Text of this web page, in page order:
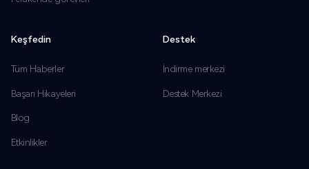
Keşfedin
Tüm Haberler
Başarı Hikayeleri
Blog
Etkinlikler
Destek
İndirme merkezi
Destek Merkezi